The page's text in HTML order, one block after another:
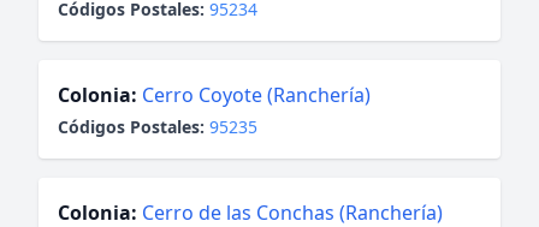
Códigos Postales: 95234
Colonia: Cerro Coyote (Ranchería)
Códigos Postales: 95235
Colonia: Cerro de las Conchas (Ranchería)